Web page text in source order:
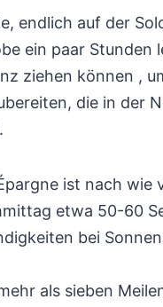
endlich auf der
ein paar Stunden
ziehen können ,
die in der
ist nach wie
etwa 50-60
bei
als sieben